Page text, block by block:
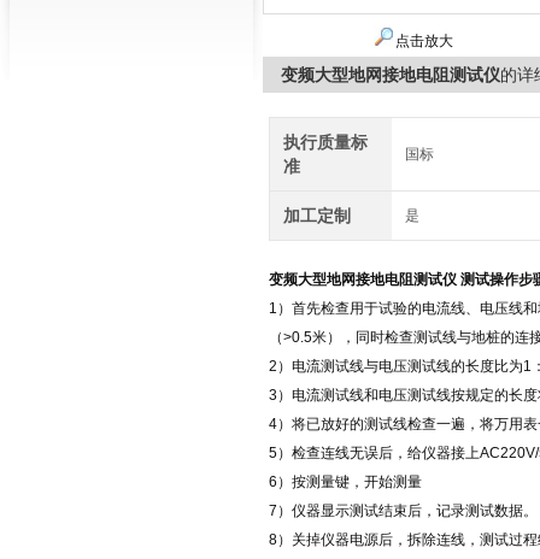
点击放大
变频大型地网接地电阻测试仪的详
执行质量标
准
国标
加工定制 是
变频大型地网接地电阻测试仪 测试操作步
1）首先检查用于试验的电流线、电压线
（>0.5米），同时检查测试线与地桩的
2）电流测试线与电压测试线的长度比为
3）电流测试线和电压测试线按规定的长
4）将已放好的测试线检查一遍，将万用
5）检查连线无误后，给仪器接上
6）按测量键，开始测量
7）仪器显示测试结束后，记录测试数据。
8）关掉仪器电源后，拆除连线，测试过